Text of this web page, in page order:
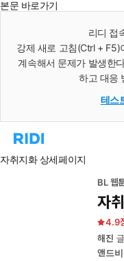
본문 바로가기
리디 접
강제 새로 고침(Ctrl + F5)
계속해서 문제가 발생한
하고 대응
테스
리
홈
자취지화 상세페이지
BL 웹
자
4.9
해진
앤드비